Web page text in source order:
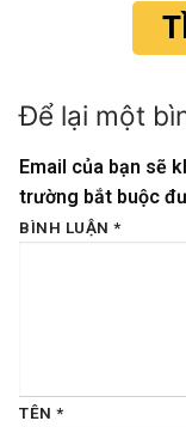
Để lại một
Email của bạn sẽ
trường bắt buộc
BÌNH LUẬN *
TÊN *